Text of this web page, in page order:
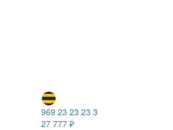
969 23 23 23 3
27 777 ₽